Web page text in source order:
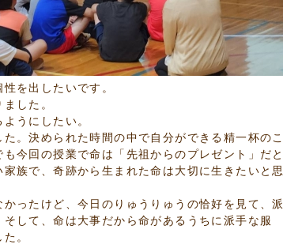
を出したいです。
した。
うにしたい。
。決められた時間の中で自分ができる精一杯のこ
今回の授業で命は「先祖からのプレゼント」だと
族で、奇跡から生まれた命は大切に生きたいと思
ったけど、今日のりゅうりゅうの恰好を見て、派
して、命は大事だから命があるうちに派手な服
。